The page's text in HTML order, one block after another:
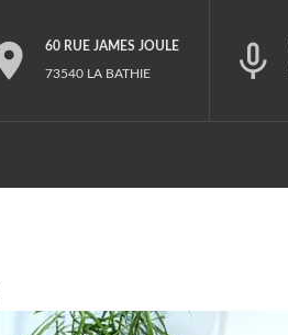
60 RUE JAMES JOULE
73540 LA BATHIE